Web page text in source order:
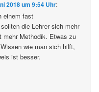
2018 um 9:54 Uhr:
einem fast
die Lehrer sich mehr
mehr Methodik. Etwas zu
wie man sich hilft,
ist besser.